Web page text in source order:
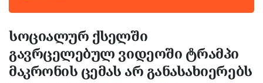
სოციალურ ქსელში
გავრცელებულ ვიდეოში ტრამპი
მაკრონის ცემას არ განასახიერებს